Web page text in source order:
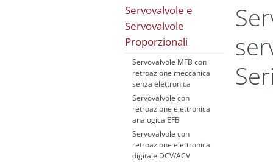
Servovalvole e
Servovalvole
Proporzionali
Servovalvole MFB con
retroazione meccanica
senza elettronica
Servovalvole con
retroazione elettronica
analogica EFB
Servovalvole con
retroazione elettronica
digitale DCV/ACV